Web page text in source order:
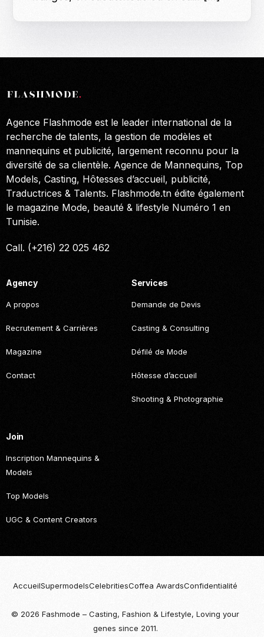
Agence Flashmode est le leader international de la
recherche de talents, la gestion de modèles et
mannequins et publicité, largement reconnu pour la
diversité de sa clientèle. Agence de Mannequins, Top
Models, Casting, Hôtesses d’accueil, publicité,
Traductrices & Talents. Flashmode.tn édite également
le magazine Mode, beauté & lifestyle Numéro 1 en
Tunisie.
Call. (+216) 22 025 462
Agency
A propos
Recrutement & Carrières
Magazine
Contact
Services
Demande de Devis
Casting & Consulting
Défilé de Mode
Hôtesse d’accueil
Shooting & Photographie
Join
Inscription Mannequins &
Models
Top Models
UGC & Content Creators
© 2026 Fashmode – Casting, Fashion & Lifestyle, Loving your
genes since 2011.
AccueilSupermodelsCelebritiesCoffea AwardsConfidentialité
Become